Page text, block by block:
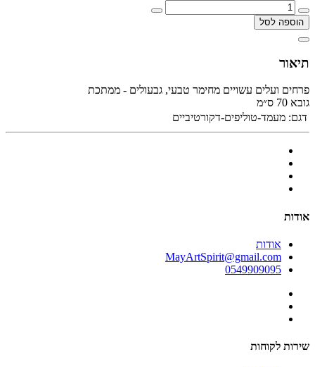
הוספה לסל
תיאור
פרחים ועלים עשויים מחימר טבעי, גבעולים - ממתכת
גובא 70 ס״מ
דגם: מעמד-טוליפים-דקורטיביים
אודות
אודות
MayArtSpirit@gmail.com
0549909095
שירות לקוחות